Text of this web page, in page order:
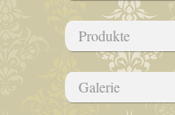
Produkte
Galerie